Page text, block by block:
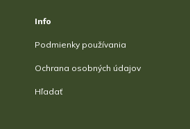
Info
Podmienky používania
Ochrana osobných údajov
Hľadať